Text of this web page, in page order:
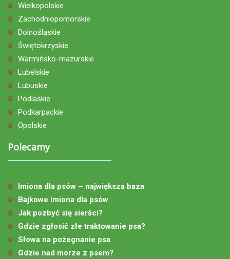
Wielkopolskie
Zachodniopomorskie
Dolnośląskie
Świętokrzyskie
Warmińsko-mazurskie
Lubelskie
Lubuskie
Podlaskie
Podkarpackie
Opolskie
Polecamy
Imiona dla psów – największa baza
Bajkowe imiona dla psów
Jak pozbyć się sierści?
Gdzie zgłosić złe traktowanie psa?
Słowa na pożegnanie psa
Gdzie nad morze z psem?